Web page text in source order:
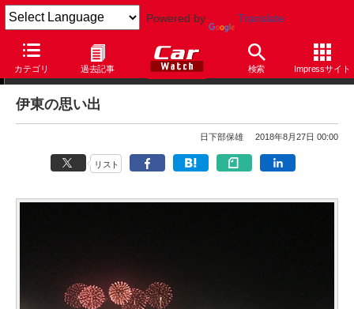
Powered by Translate
カテゴリ 過去記事 検索 Impressサイト
日下部保雄の悠悠閑閑
伊東の思い出
日下部保雄 2018年8月27日 00:00
リスト